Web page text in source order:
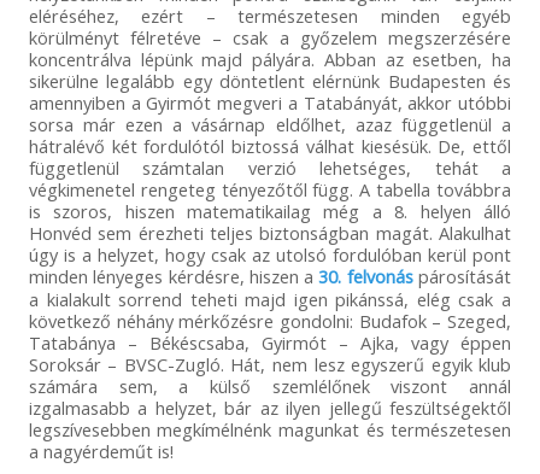
eléréséhez, ezért – természetesen minden egyéb
körülményt félretéve – csak a győzelem megszerzésére
koncentrálva lépünk majd pályára. Abban az esetben, ha
sikerülne legalább egy döntetlent elérnünk Budapesten és
amennyiben a Gyirmót megveri a Tatabányát, akkor utóbbi
sorsa már ezen a vásárnap eldőlhet, azaz függetlenül a
hátralévő két fordulótól biztossá válhat kiesésük. De, ettől
függetlenül számtalan verzió lehetséges, tehát a
végkimenetel rengeteg tényezőtől függ. A tabella továbbra
is szoros, hiszen matematikailag még a 8. helyen álló
Honvéd sem érezheti teljes biztonságban magát. Alakulhat
úgy is a helyzet, hogy csak az utolsó fordulóban kerül pont
minden lényeges kérdésre, hiszen a30. felvonáspárosítását
a kialakult sorrend teheti majd igen pikánssá, elég csak a
következő néhány mérkőzésre gondolni: Budafok – Szeged,
Tatabánya – Békéscsaba, Gyirmót – Ajka, vagy éppen
Soroksár – BVSC-Zugló. Hát, nem lesz egyszerű egyik klub
számára sem, a külső szemlélőnek viszont annál
izgalmasabb a helyzet, bár az ilyen jellegű feszültségektől
legszívesebben megkímélnénk magunkat és természetesen
a nagyérdeműt is!